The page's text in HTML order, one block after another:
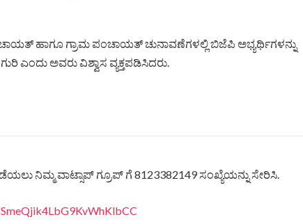
ಹಾಗೂ ಗ್ರಾಮ ಪಂಚಾಯತ್ ಚುನಾವಣೆಗಳಲ್ಲಿ ಬಿಜೆಪಿ ಅಭ್ಯರ್ಥಿಗಳನ್ನು
ಎಂದು ಅವರು ವಿಶ್ವಾಸ ವ್ಯಕ್ತಪಡಿಸಿದರು.
ನಿಮ್ಮ ವಾಟ್ಸಾಪ್ ಗ್ರೂಪ್ ಗೆ 8123382149 ಸಂಖ್ಯೆಯನ್ನು ಸೇರಿಸಿ.